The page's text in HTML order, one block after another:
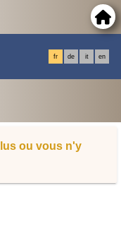
fr de it en
ou vous n'y